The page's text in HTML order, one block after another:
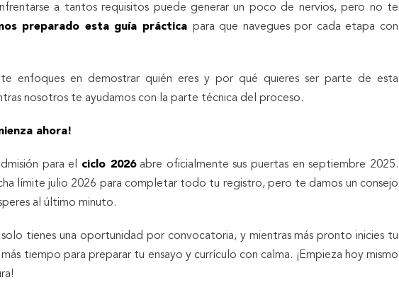
a tantos requisitos puede generar un poco de nervios, pero no te
preparado esta guía práctica para que navegues por cada etapa con
enfoques en demostrar quién eres y por qué quieres ser parte de esta
nosotros te ayudamos con la parte técnica del proceso.
ahora!
para el ciclo 2026abre oficialmente sus puertas en septiembre 2025.
límite julio 2026 para completar todo tu registro, pero te damos un consejo
al último minuto.
solo tienes una oportunidad por convocatoria, y mientras más pronto inicies tu
tiempo para preparar tu ensayo y currículo con calma. ¡Empieza hoy mismo